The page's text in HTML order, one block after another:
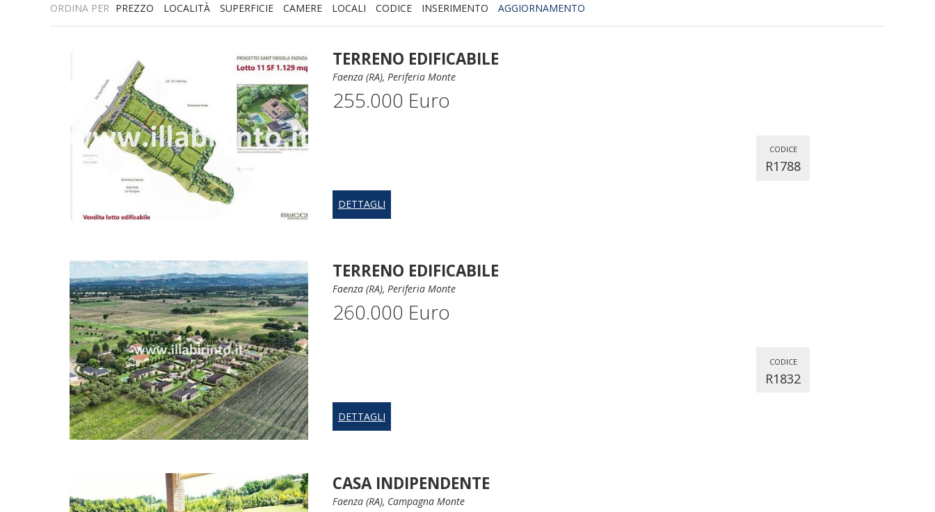
ORDINA PER PREZZO LOCALITÀ SUPERFICIE CAMERE LOCALI CODICE INSERIMENTO AGGIORNAMENTO
TERRENO EDIFICABILE
Faenza (RA), Periferia Monte
255.000 Euro
CODICE
R1788
DETTAGLI
TERRENO EDIFICABILE
Faenza (RA), Periferia Monte
260.000 Euro
CODICE
R1832
DETTAGLI
CASA INDIPENDENTE
Faenza (RA), Campagna Monte